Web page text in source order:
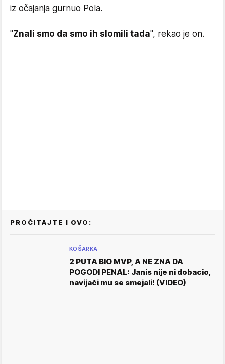
iz očajanja gurnuo Pola.
"Znali smo da smo ih slomili tada", rekao je on.
PROČITAJTE I OVO:
KOŠARKA
2 PUTA BIO MVP, A NE ZNA DA
POGODI PENAL: Janis nije ni dobacio,
navijači mu se smejali! (VIDEO)